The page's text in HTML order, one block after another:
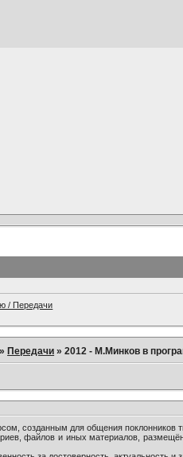
/ Передачи
»Передачи »2012 - М.Минков в
созданным для общения поклонников
файлов и иных материалов,